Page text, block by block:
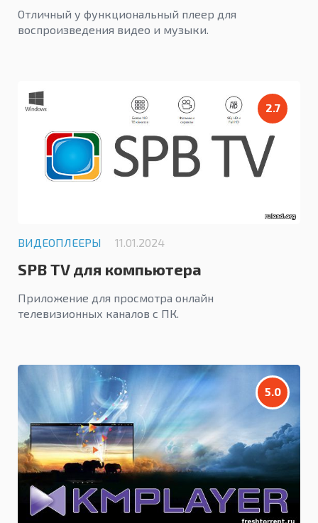
Отличный у функциональный плеер для
воспроизведения видео и музыки.
2.7
ВИДЕОПЛЕЕРЫ 11.01.2024
SPB TV для компьютера
Приложение для просмотра онлайн
телевизионных каналов с ПК.
5.0